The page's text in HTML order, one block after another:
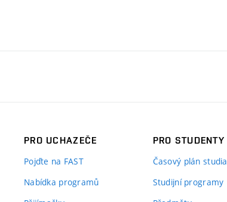
PRO UCHAZEČE
Pojďte na FAST
Nabídka programů
PRO STUDENTY
Časový plán studia
Studijní programy